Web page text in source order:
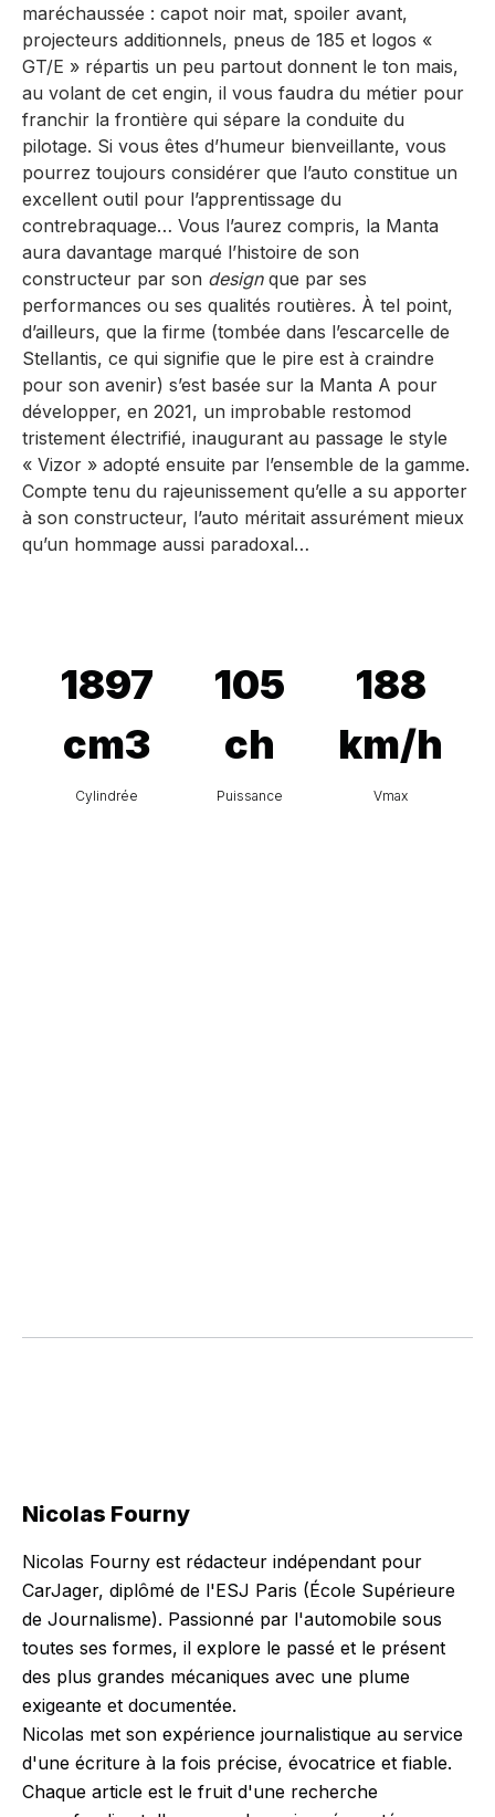
maréchaussée : capot noir mat, spoiler avant,
projecteurs additionnels, pneus de 185 et logos «
GT/E » répartis un peu partout donnent le ton mais,
au volant de cet engin, il vous faudra du métier pour
franchir la frontière qui sépare la conduite du
pilotage. Si vous êtes d’humeur bienveillante, vous
pourrez toujours considérer que l’auto constitue un
excellent outil pour l’apprentissage du
contrebraquage… Vous l’aurez compris, la Manta
aura davantage marqué l’histoire de son
constructeur par son designque par ses
performances ou ses qualités routières. À tel point,
d’ailleurs, que la firme (tombée dans l’escarcelle de
Stellantis, ce qui signifie que le pire est à craindre
pour son avenir) s’est basée sur la Manta A pour
développer, en 2021, un improbable restomod
tristement électrifié, inaugurant au passage le style
« Vizor » adopté ensuite par l’ensemble de la gamme.
Compte tenu du rajeunissement qu’elle a su apporter
à son constructeur, l’auto méritait assurément mieux
qu’un hommage aussi paradoxal…
1897
cm3
Cylindrée
105
ch
Puissance
188
km/h
Vmax
Nicolas Fourny
Nicolas Fourny est rédacteur indépendant pour
CarJager, diplômé de l'ESJ Paris (École Supérieure
de Journalisme). Passionné par l'automobile sous
toutes ses formes, il explore le passé et le présent
des plus grandes mécaniques avec une plume
exigeante et documentée.
Nicolas met son expérience journalistique au service
d'une écriture à la fois précise, évocatrice et fiable.
Chaque article est le fruit d'une recherche